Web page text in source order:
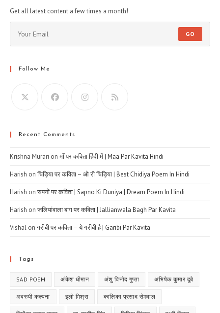
Get all latest content a few times a month!
GO
Follow Me
Recent Comments
Krishna Murari onमाँ पर कविता हिंदी में | Maa Par Kavita Hindi
Harish onचिड़िया पर कविता – ओ री चिड़िया | Best Chidiya Poem In Hindi
Harish onसपनों पर कविता | Sapno Ki Duniya | Dream Poem In Hindi
Harish onजलियांवाला बाग पर कविता | Jallianwala Bagh Par Kavita
Vishal onगरीबी पर कविता – ये गरीबी है | Garibi Par Kavita
Tags
SAD POEM अंकेश धीमान अंशु विनोद गुप्ता अभिषेक कुमार दूबे
अवस्थी कल्पना इली मिश्रा कालिका प्रसाद सेमवाल